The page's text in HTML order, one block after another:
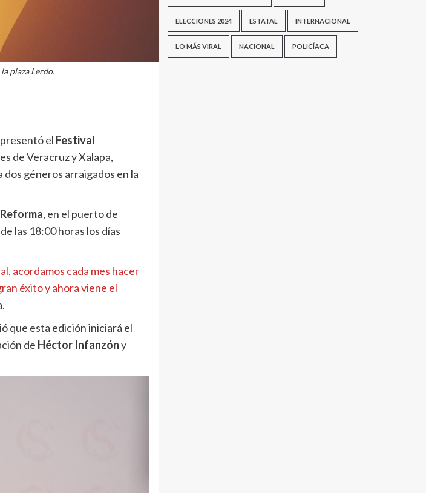
plaza Lerdo.
presentó el Festival
de Veracruz y Xalapa,
géneros arraigados en la
, en el puerto de
las 18:00 horas los días
acordamos cada mes hacer
éxito y ahora viene el
que esta edición iniciará el
de Héctor Infanzóny
ELECCIONES 2024 ESTATAL INTERNACIONAL
LO MÁS VIRAL NACIONAL POLICÍACA